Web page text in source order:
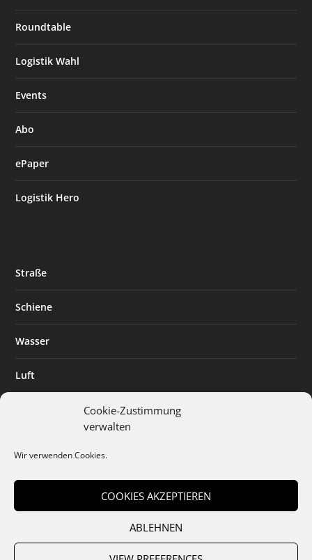
Cookie-Zustimmung
verwalten
Wir verwenden Cookies.
COOKIES AKZEPTIEREN
ABLEHNEN
Roundtable
Logistik Wahl
Events
Abo
ePaper
Logistik Hero
Straße
Schiene
Wasser
Luft
Digitalisierung
Mediadaten Cookies Datenschutz